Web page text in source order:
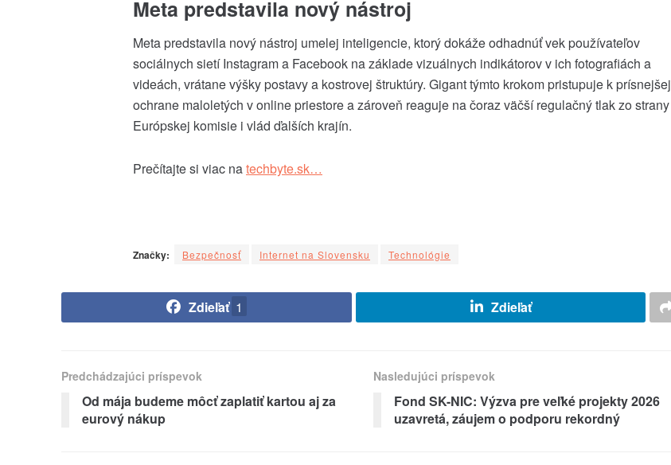
Meta predstavila nový nástroj
Metapredstavila nový nástroj umelej inteligencie, ktorý dokáže odhadnúť vek používateľov
sociálnych sietí Instagram a Facebook na základe vizuálnych indikátorov v ich fotografiách a
videách, vrátane výšky postavy a kostrovej štruktúry. Gigant týmto krokom pristupuje k prísnejšej
ochrane maloletých v online priestore a zároveň reaguje na čoraz väčší regulačný tlak zo strany
Európskej komisie i vlád ďalších krajín.
Prečítajte si viac natechbyte.sk…
Značky: Bezpečnosť Internet na Slovensku Technológie
Zdieľať 1 Zdieľať
Predchádzajúci príspevok
Od mája budeme môcť zaplatiť kartou aj za
eurový nákup
Nasledujúci príspevok
Fond SK-NIC: Výzva pre veľké projekty 2026
uzavretá, záujem o podporu rekordný